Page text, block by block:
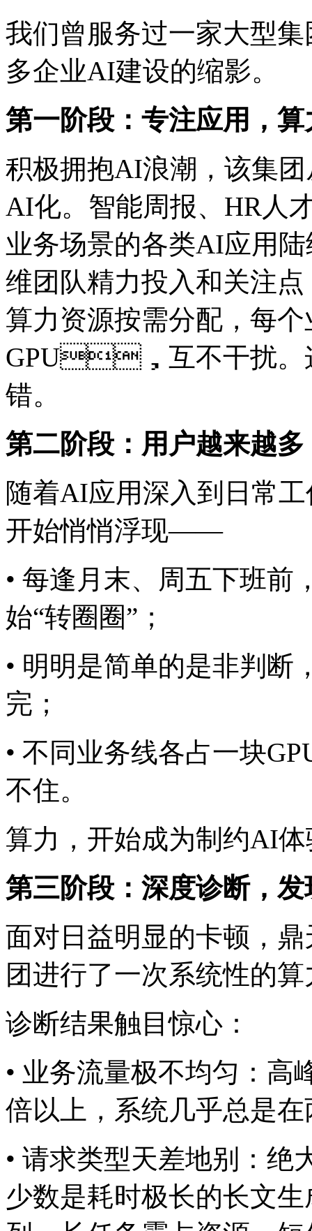
我们曾服务过一家大型集团
多企业AI建设的缩影。
第一阶段：专注应用
积极拥抱AI浪潮，该
AI化。智能周报、HR
业务场景的各类AI应用
维团队精力投入和关注点
算力资源按需分配，每
GPU，互不干扰。这
错。
第二阶段：用户越来越多
随着AI应用深入到日常工
开始悄悄浮现——
• 每逢月末、周五下班前
始“转圈圈”；
• 明明是简单的是非判断
完；
• 不同业务线各占一块
不住。
算力，开始成为制约AI
第三阶段：深度诊断
面对日益明显的卡顿
团进行了一次系统性的
诊断结果触目惊心：
• 业务流量极不均匀：
倍以上，系统几乎总是
• 请求类型天差地别：
少数是耗时极长的长文